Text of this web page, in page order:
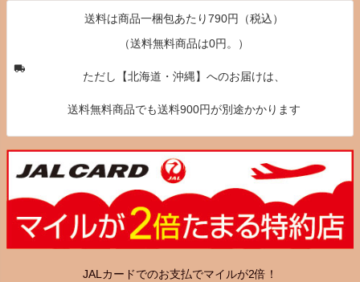
送料は商品一梱包あたり790円（税込）
（送料無料商品は0円。）
ただし【北海道・沖縄】へのお届けは、
送料無料商品でも送料900円が別途かかります
JALカードでのお支払でマイルが2倍！